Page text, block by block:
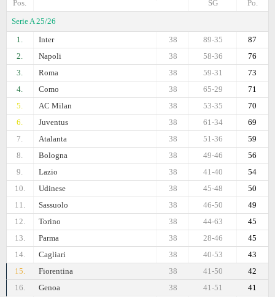
Pos.
Po.
SG
Serie A 25/26
1.
Inter 87
89-35
38
2.
Napoli 76
58-36
38
3.
Roma 73
59-31
38
4.
Como 71
65-29
38
5.
AC Milan 70
53-35
38
6.
Juventus 69
61-34
38
7.
Atalanta 59
51-36
38
8.
Bologna 56
49-46
38
9.
Lazio 54
41-40
38
10.
Udinese 50
45-48
38
11.
Sassuolo 49
46-50
38
12.
Torino 45
44-63
38
13.
Parma 45
28-46
38
14.
Cagliari 43
40-53
38
15.
Fiorentina 42
41-50
38
16.
Genoa 41
41-51
38